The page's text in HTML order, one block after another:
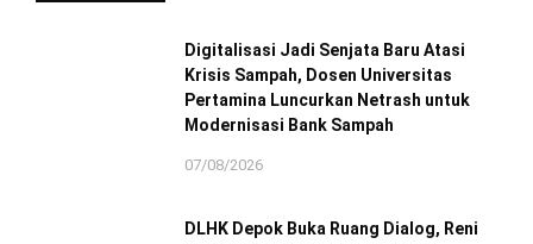
Digitalisasi Jadi Senjata Baru Atasi
Krisis Sampah, Dosen Universitas
Pertamina Luncurkan Netrash untuk
Modernisasi Bank Sampah
07/08/2026
DLHK Depok Buka Ruang Dialog, Reni